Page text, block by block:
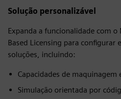
Solução personalizável
Expanda a funcionalidade com
Based Licensing para configurar
soluções, incluindo:
Capacidades de maquinagem
Simulação orientada por